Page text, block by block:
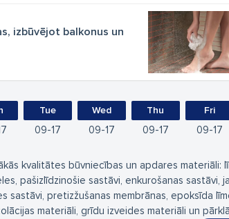
izbūvējot balkonus un
Tue
09 17
Wed
09 17
Thu
09 17
Fri
09 17
kvalitātes būvniecības un apdares materiāli:
pašizlīdzinošie sastāvi, enkurošanas sastāvi,
sastāvi, pretizžušanas membrānas, epoksīda
materiāli, grīdu izveides materiāli un